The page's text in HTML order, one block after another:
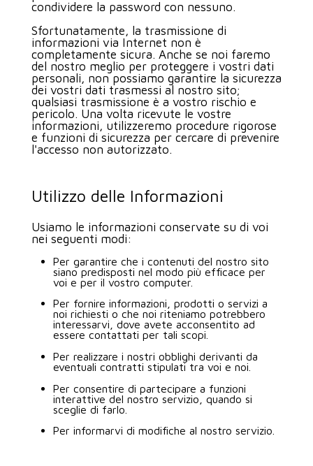
condividere la password con nessuno.
Sfortunatamente, la trasmissione di
informazioni via Internet non è
completamente sicura. Anche se noi faremo
del nostro meglio per proteggere i vostri dati
personali, non possiamo garantire la sicurezza
dei vostri dati trasmessi al nostro sito;
qualsiasi trasmissione è a vostro rischio e
pericolo. Una volta ricevute le vostre
informazioni, utilizzeremo procedure rigorose
e funzioni di sicurezza per cercare di prevenire
l'accesso non autorizzato.
Utilizzo delle Informazioni
Usiamo le informazioni conservate su di voi
nei seguenti modi:
Per garantire che i contenuti del nostro sito
siano predisposti nel modo più efficace per
voi e per il vostro computer.
Per fornire informazioni, prodotti o servizi a
noi richiesti o che noi riteniamo potrebbero
interessarvi, dove avete acconsentito ad
essere contattati per tali scopi.
Per realizzare i nostri obblighi derivanti da
eventuali contratti stipulati tra voi e noi.
Per consentire di partecipare a funzioni
interattive del nostro servizio, quando si
sceglie di farlo.
Per informarvi di modifiche al nostro servizio.